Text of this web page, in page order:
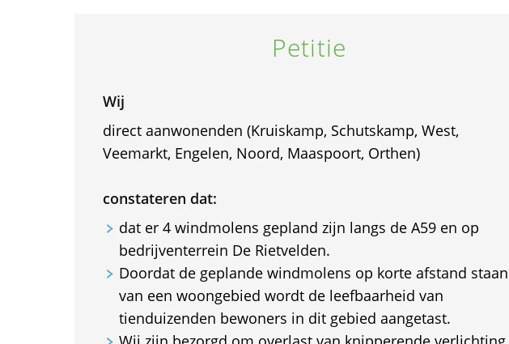
Petitie
Wij
direct aanwonenden (Kruiskamp, Schutskamp, West,
Veemarkt, Engelen, Noord, Maaspoort, Orthen)
constateren dat:
dat er 4 windmolens gepland zijn langs de A59 en op
bedrijventerrein De Rietvelden.
Doordat de geplande windmolens op korte afstand staan
van een woongebied wordt de leefbaarheid van
tienduizenden bewoners in dit gebied aangetast.